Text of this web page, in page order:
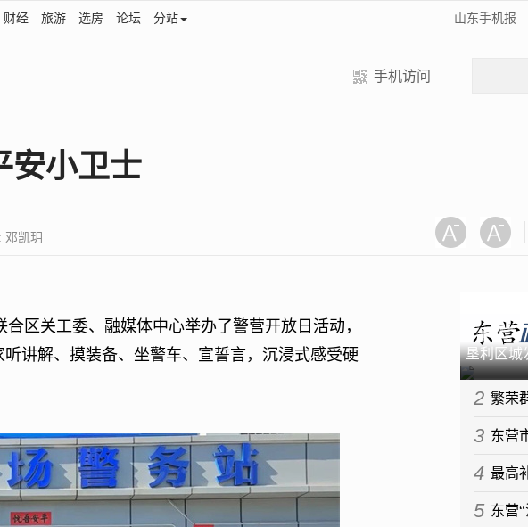
财经 旅游 选房 论坛 分站 山东手机报
手机访问
安小卫士
凯玥
关工委、融媒体中心举办了警营开放日活动，
讲解、摸装备、坐警车、宣誓言，沉浸式感受硬